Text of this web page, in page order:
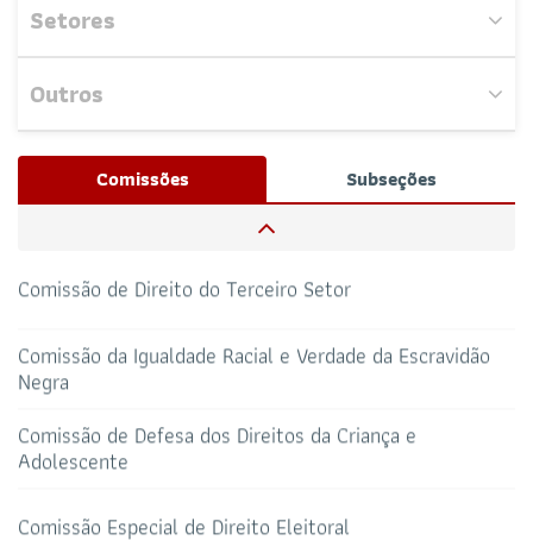
Nenhum evento próximo encontrado.
Setores
Josué Henrique, / Whatsapp (32172100)
RESPONSÁVEIS
69 3217-2099
TELEFONE
E-MAIL
Outros
TRIBUNAL DE ÉTICA CANAL PRERROGATIVAS
Comissões Subseções
Comissão de Coaching Jurídico
Comissão Especial de Propriedade Intelectual
Comissão do Clube dos Advogados
Comissão de Direito do Terceiro Setor
Comissão da Igualdade Racial e Verdade da Escravidão
Negra
Comissão de Defesa dos Direitos da Criança e
Adolescente
Comissão Especial de Direito Eleitoral